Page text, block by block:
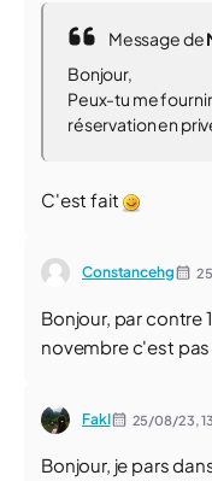
Message de
Bonjour,
Peux-tu me
réservation en
C'est fait
Constancehg
Bonjour, par contre
novembre c'est
FakI 25/08/23,
Bonjour, je pars